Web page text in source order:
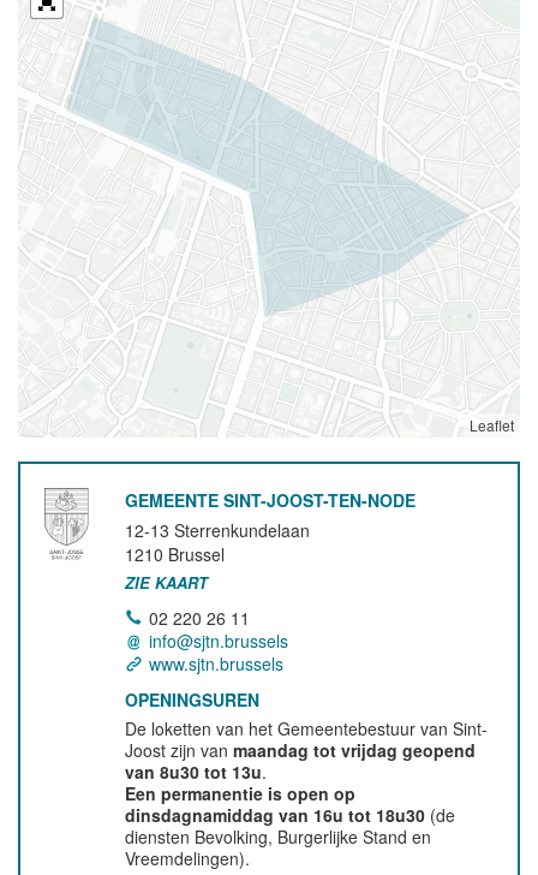
Leaflet
GEMEENTE SINT-JOOST-TEN-NODE
12-13 Sterrenkundelaan
1210 Brussel
ZIE KAART
02 220 26 11
info@sjtn.brussels
www.sjtn.brussels
OPENINGSUREN
De loketten van het Gemeentebestuur van Sint-
Joost zijn vanmaandag tot vrijdag geopend
van 8u30 tot 13u.
Een permanentie is open op
dinsdagnamiddag van 16u tot 18u30 (de
diensten Bevolking, Burgerlijke Stand en
Vreemdelingen).